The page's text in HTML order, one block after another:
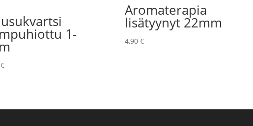
1-
€
Aromaterapia
lisätyynyt 22mm
4,90 €